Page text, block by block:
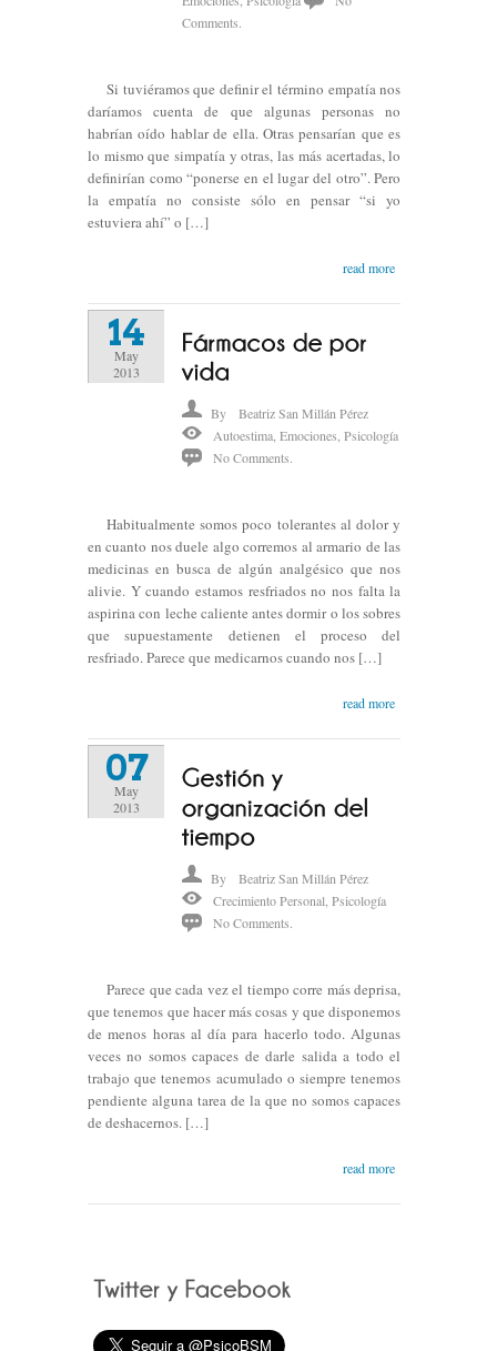
Comments.
Si tuviéramos que definir el término empatía nos
daríamos cuenta de que algunas personas no
habrían oído hablar de ella. Otras pensarían que es
lo mismo que simpatía y otras, las más acertadas, lo
definirían como “ponerse en el lugar del otro”. Pero
la empatía no consiste sólo en pensar “si yo
estuviera ahí” o […]
read more
14
May
2013
By Beatriz San Millán Pérez
Autoestima, Emociones, Psicología
No Comments.
Habitualmente somos poco tolerantes al dolor y
en cuanto nos duele algo corremos al armario de las
medicinas en busca de algún analgésico que nos
alivie. Y cuando estamos resfriados no nos falta la
aspirina con leche caliente antes dormir o los sobres
que supuestamente detienen el proceso del
resfriado. Parece que medicarnos cuando nos […]
read more
07
May
2013
By Beatriz San Millán Pérez
Crecimiento Personal, Psicología
No Comments.
Parece que cada vez el tiempo corre más deprisa,
que tenemos que hacer más cosas y que disponemos
de menos horas al día para hacerlo todo. Algunas
veces no somos capaces de darle salida a todo el
trabajo que tenemos acumulado o siempre tenemos
pendiente alguna tarea de la que no somos capaces
de deshacernos. […]
read more